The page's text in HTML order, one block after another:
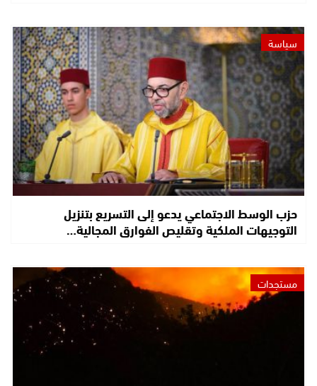
سياسة
حزب الوسط الاجتماعي يدعو إلى التسريع بتنزيل
التوجيهات الملكية وتقليص الفوارق المجالية…
مستجدات